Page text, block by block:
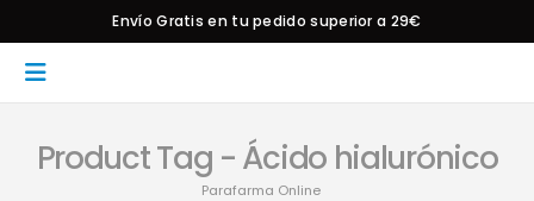
Envío Gratis en tu pedido superior a 29€
Product Tag - Ácido hialurónico
Parafarma Online